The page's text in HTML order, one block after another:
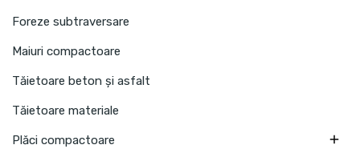
Foreze subtraversare
Maiuri compactoare
Tăietoare beton și asfalt
Tăietoare materiale
Plăci compactoare 